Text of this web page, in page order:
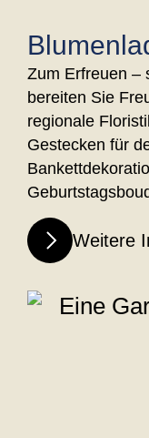
Zum Erfreuen –
bereiten Sie
regionale
Gestecken für
Weitere